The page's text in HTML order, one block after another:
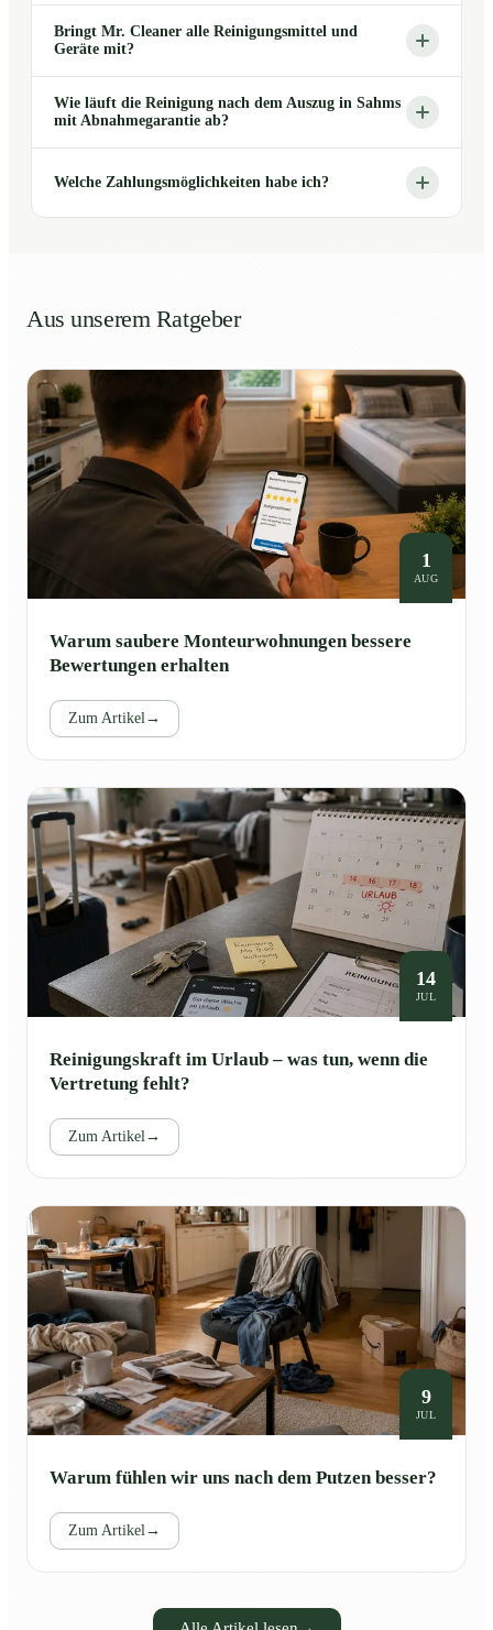
Bringt Mr. Cleaner alle Reinigungsmittel und
Geräte mit?
Wie läuft die Reinigung nach dem Auszug in Sahms
mit Abnahmegarantie ab?
Welche Zahlungsmöglichkeiten habe ich?
Aus unserem Ratgeber
1
AUG
Warum saubere Monteurwohnungen bessere
Bewertungen erhalten
Zum Artikel →
14
JUL
Reinigungskraft im Urlaub – was tun, wenn die
Vertretung fehlt?
Zum Artikel →
9
JUL
Warum fühlen wir uns nach dem Putzen besser?
Zum Artikel →